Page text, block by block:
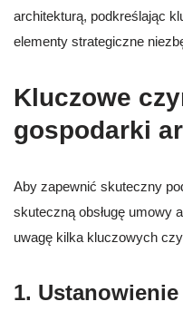
architekturą, podkreślając
elementy strategiczne
Kluczowe
gospodarki
Aby zapewnić skuteczny
skuteczną obsługę umowy
uwagę kilka kluczowych
1.